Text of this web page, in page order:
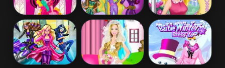
Draculaura
Princess Dress
Up
Princess Vs
Monster
Supermodel
Battle
Disney Princess
Design